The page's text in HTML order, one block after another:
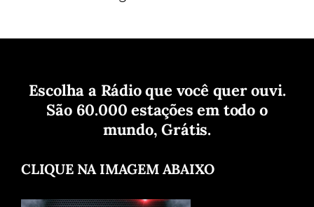
Escolha a Rádio que você quer ouvi.
São 60.000 estações em todo o
mundo, Grátis.
CLIQUE NA IMAGEM ABAIXO